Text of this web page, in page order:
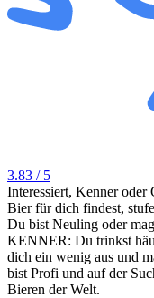
3.83 / 5
Interessiert, Kenner oder
Bier für dich findest,
Du bist Neuling oder
KENNER: Du trinkst
dich ein wenig aus und
bist Profi und auf der
Bieren der Welt.